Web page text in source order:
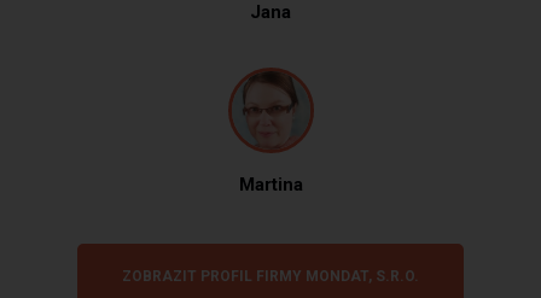
Jana
Martina
ZOBRAZIT PROFIL FIRMY MONDAT, S.R.O.